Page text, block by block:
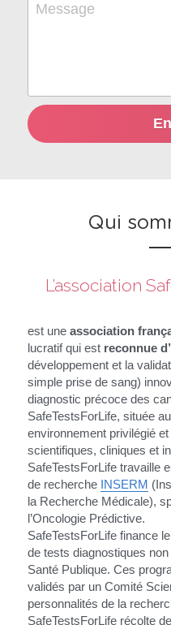
Message
Qui
L’association
est une association
lucratif qui est reconnue
développement et la
simple prise de sang)
diagnostic précoce des
SafeTestsForLife, située
environnement privilégié
scientifiques, cliniques et
SafeTestsForLife travaille
de recherche INSERM
la Recherche Médicale),
l’Oncologie Prédictive.
SafeTestsForLife finance
de tests diagnostiques
Santé Publique. Ces
validés par un Comité
personnalités de la
SafeTestsForLife récolte